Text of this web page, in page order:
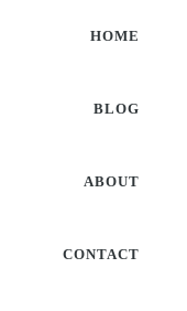
HOME
BLOG
ABOUT
CONTACT